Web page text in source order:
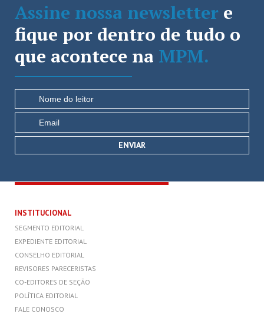
Assine nossa newsletter e
fique por dentro de tudo o
que acontece na MPM.
INSTITUCIONAL
SEGMENTO EDITORIAL
EXPEDIENTE EDITORIAL
CONSELHO EDITORIAL
REVISORES PARECERISTAS
CO-EDITORES DE SEÇÃO
POLÍTICA EDITORIAL
FALE CONOSCO